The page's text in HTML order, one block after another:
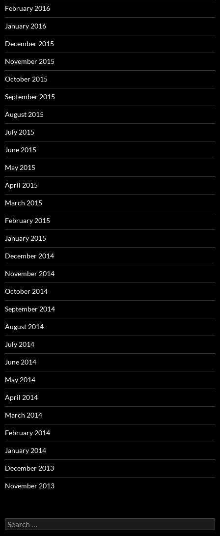
February 2016
January 2016
December 2015
November 2015
October 2015
September 2015
August 2015
July 2015
June 2015
May 2015
April 2015
March 2015
February 2015
January 2015
December 2014
November 2014
October 2014
September 2014
August 2014
July 2014
June 2014
May 2014
April 2014
March 2014
February 2014
January 2014
December 2013
November 2013
Search
for: